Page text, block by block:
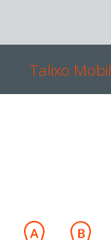
Talixo